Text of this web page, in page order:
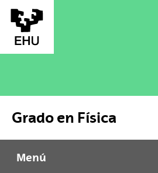
Saltar al contenido principal
Grado en Física
Grado en Física
Menú